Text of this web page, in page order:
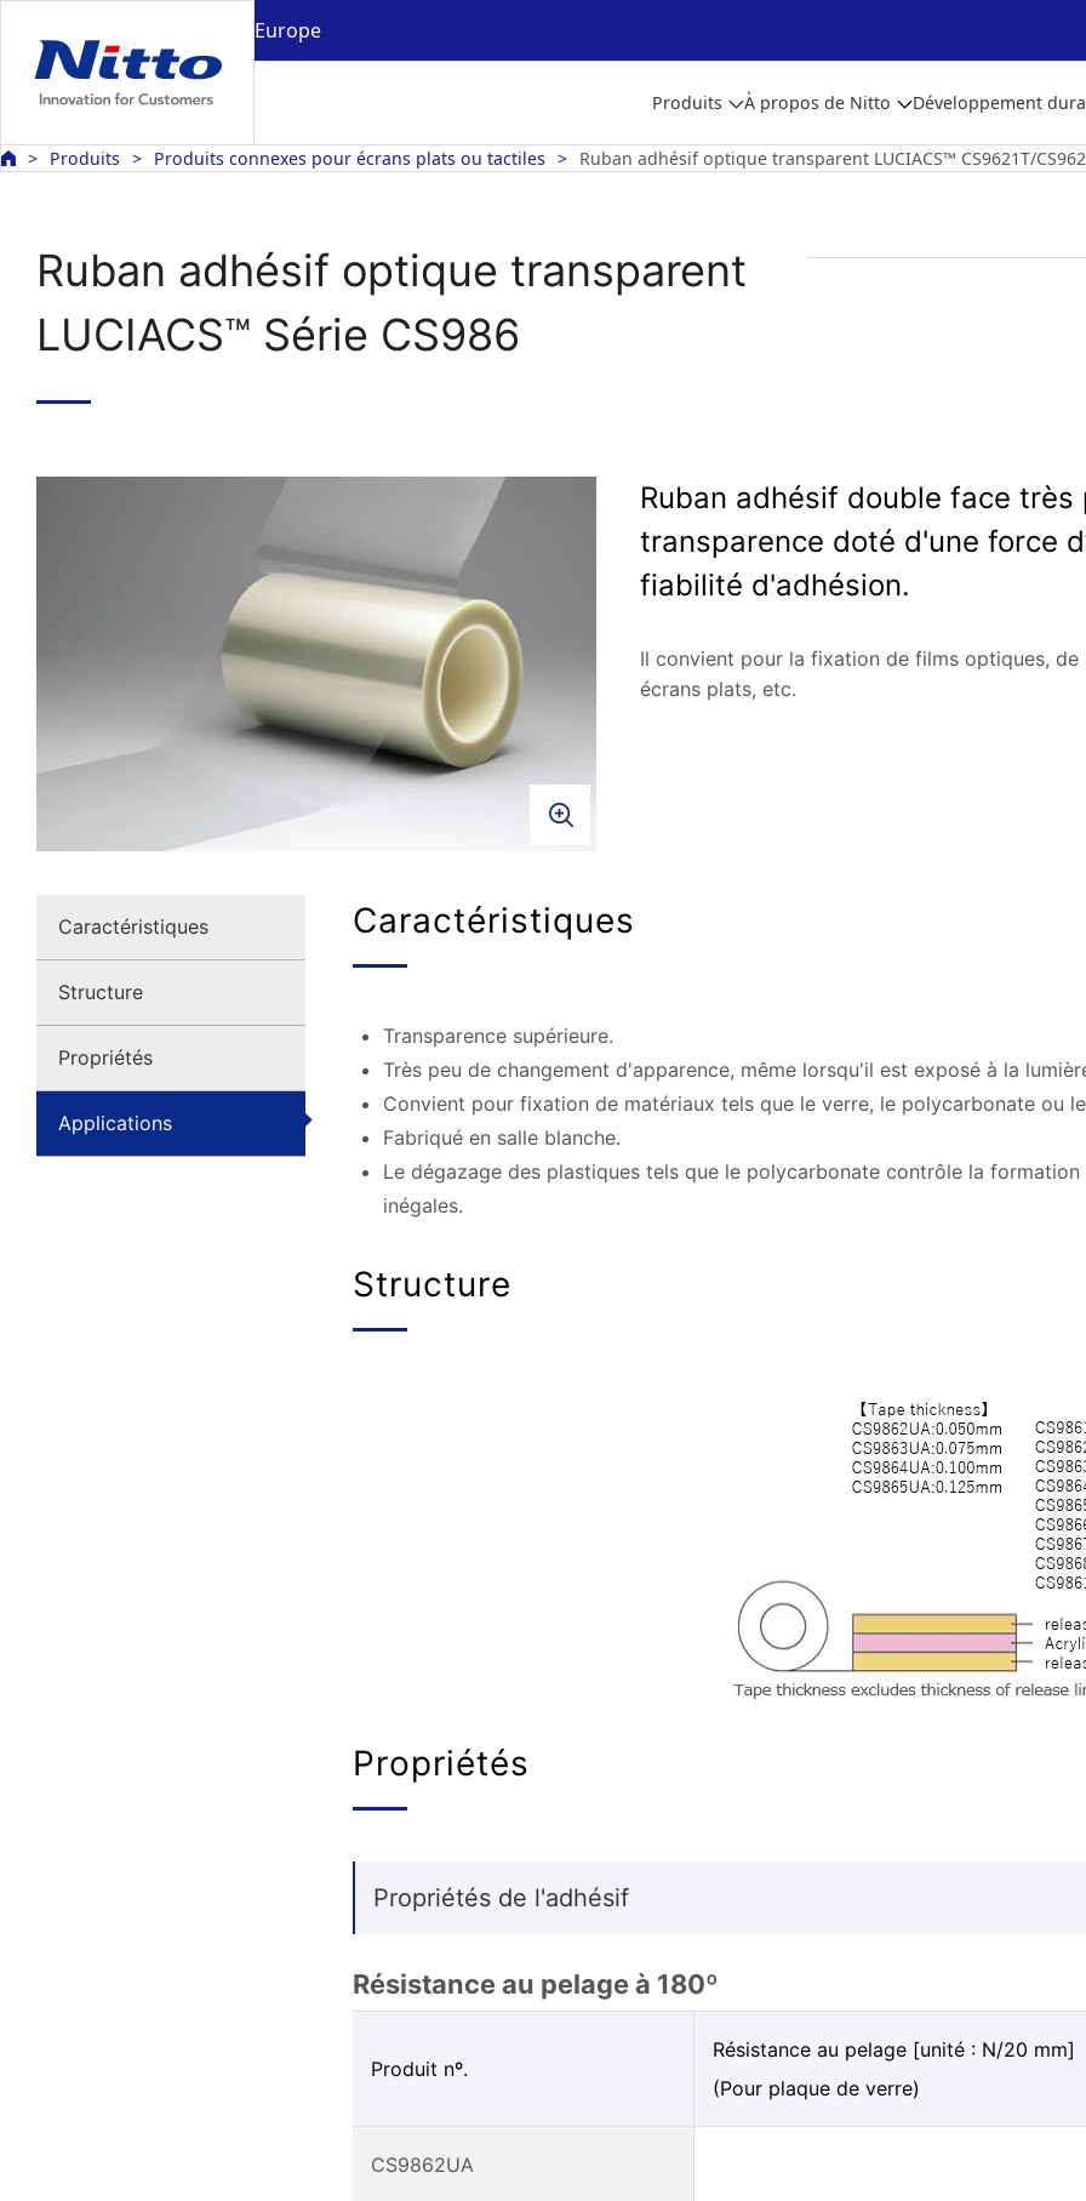
Europe
Produits À propos de Nitto Développement
Produits Produits connexes pour écrans plats ou tactiles Ruban adhésif optique transparent LUCIACS™ CS9621T/
Ruban adhésif optique transparent
LUCIACS™ Série CS986
Ruban adhésif double face
transparence doté d'une force
fiabilité d'adhésion.
Il convient pour la fixation de films optiques,
écrans plats, etc.
Caractéristiques
Structure
Propriétés
Applications
Caractéristiques
Transparence supérieure.
Très peu de changement d'apparence, même lorsqu'il est exposé à la
Convient pour fixation de matériaux tels que le verre, le polycarbonate ou
Fabriqué en salle blanche.
Le dégazage des plastiques tels que le polycarbonate contrôle la
inégales.
Structure
Propriétés
Propriétés de l'adhésif
Résistance au pelage à 180º
Produit nº.
Résistance au pelage [unité : N/20 mm]
(Pour plaque de verre)
CS9862UA